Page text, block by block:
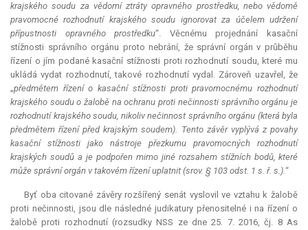
krajského soudu za vědomí ztráty opravného prostředku, nebo vědomě
pravomocné rozhodnutí krajského soudu ignorovat za účelem udržení
přípustnosti opravného prostředku“. Věcnému projednání kasační
stížnosti správního orgánu proto nebrání, že správní orgán v průběhu
řízení o jím podané kasační stížnosti proti rozhodnutí soudu, které mu
ukládá vydat rozhodnutí, takové rozhodnutí vydal. Zároveň uzavřel, že
„předmětem řízení o kasační stížnosti proti pravomocnému rozhodnutí
krajského soudu o žalobě na ochranu proti nečinnosti správního orgánu je
rozhodnutí krajského soudu, nikoliv nečinnost správního orgánu (která byla
předmětem řízení před krajským soudem). Tento závěr vyplývá z povahy
kasační stížnosti jako nástroje přezkumu pravomocných rozhodnutí
krajských soudů a je podpořen mimo jiné rozsahem stížních bodů, které
může správní orgán v takovém řízení uplatnit (srov. § 103 odst. 1 s. ř. s.).“
Byť oba citované závěry rozšířený senát vyslovil ve vztahu k žalobě
proti nečinnosti, jsou dle následné judikatury přenositelné i na řízení o
žalobě proti rozhodnutí (rozsudky NSS ze dne 25. 7. 2016, čj. 8 As